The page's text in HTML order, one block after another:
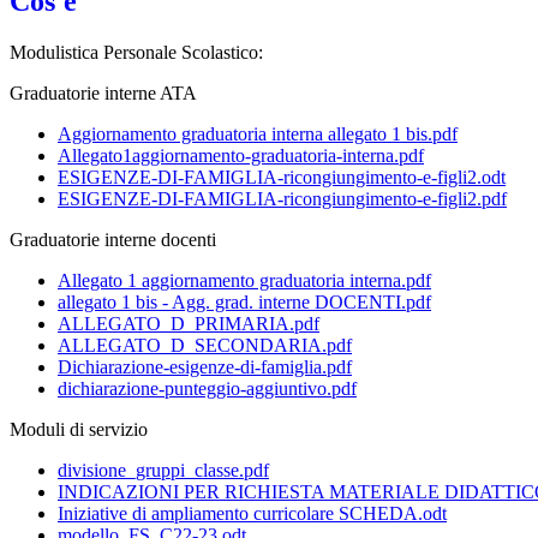
Modulistica Personale Scolastico:
Graduatorie interne ATA
Aggiornamento graduatoria interna allegato 1 bis.pdf
Allegato1aggiornamento-graduatoria-interna.pdf
ESIGENZE-DI-FAMIGLIA-ricongiungimento-e-figli2.odt
ESIGENZE-DI-FAMIGLIA-ricongiungimento-e-figli2.pdf
Graduatorie interne docenti
Allegato 1 aggiornamento graduatoria interna.pdf
allegato 1 bis - Agg. grad. interne DOCENTI.pdf
ALLEGATO_D_PRIMARIA.pdf
ALLEGATO_D_SECONDARIA.pdf
Dichiarazione-esigenze-di-famiglia.pdf
dichiarazione-punteggio-aggiuntivo.pdf
Moduli di servizio
divisione_gruppi_classe.pdf
INDICAZIONI PER RICHIESTA MATERIALE
Iniziative di ampliamento curricolare SCHEDA.odt